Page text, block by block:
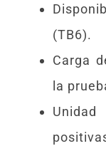
(TB6).
Carga
la